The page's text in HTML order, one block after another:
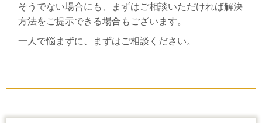
そうでない場合にも、まずはご相談いただければ解決
方法をご提示できる場合もございます。
一人で悩まずに、まずはご相談ください。